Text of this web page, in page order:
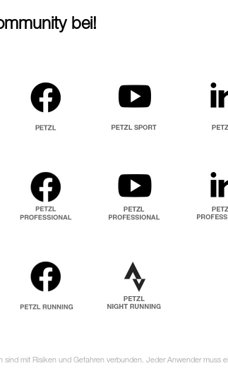
bei!
sind mit Risiken und Gefahren verbunden. Jeder Anwender